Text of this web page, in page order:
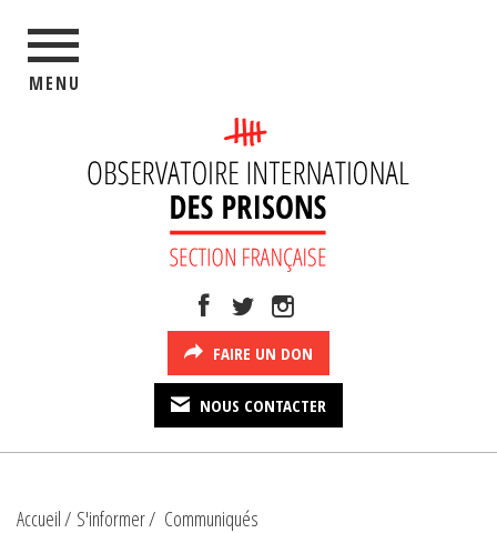
MENU
FAIRE UN DON
NOUS CONTACTER
Accueil S'informer
Communiqués